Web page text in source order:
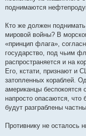
поднимаются
Кто же должен
мировой войны? В
«принцип флага»,
государство, под чьим
распространяется и на
Его, кстати, признают и
затопленных кораблей.
американцы
напросто опасаются, что
будут разграблены
Противнику не осталось